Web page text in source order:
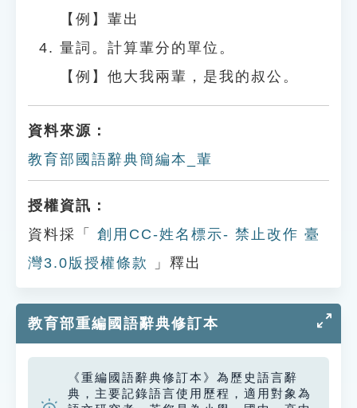
【例】輩出
量詞。計算輩分的單位。
【例】他大我兩輩，是我的叔公。
資料來源：
教育部國語辭典簡編本_輩
授權資訊：
資料採「
創用CC-姓名標示- 禁止改作 臺
灣3.0版授權條款
」釋出
教育部重編國語辭典修訂本
《重編國語辭典修訂本》為歷史語言辭
典，主要記錄語言使用歷程，適用對象為